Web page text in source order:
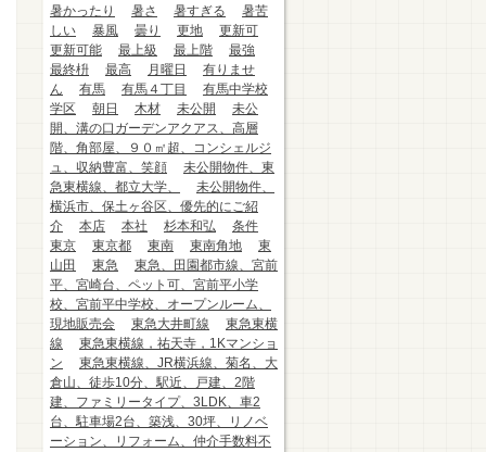
暑かったり
暑さ 暑すぎる
暑苦
しい
暴風 曇り 更地
更新可
更新可能
最上級 最上階
最強
最終枡
最高 月曜日
有りませ
ん
有馬 有馬４丁目
有馬中学校
学区
朝日 木材 未公開
未公
開、溝の口ガーデンアクアス、高層
階、角部屋、９０㎡超、コンシェルジ
ュ、収納豊富、笑顔
未公開物件、東
急東横線、都立大学、
未公開物件、
横浜市、保土ヶ谷区、優先的にご紹
介
本店 本社 杉本和弘
条件
東京
東京都 東南 東南角地
東
山田
東急
東急、田園都市線、宮前
平、宮崎台、ペット可、宮前平小学
校、宮前平中学校、オープンルーム、
現地販売会
東急大井町線
東急東横
線
東急東横線，祐天寺，1Kマンショ
ン
東急東横線、JR横浜線、菊名、大
倉山、徒歩10分、駅近、戸建、2階
建、ファミリータイプ、3LDK、車2
台、駐車場2台、築浅、30坪、リノベ
ーション、リフォーム、仲介手数料不